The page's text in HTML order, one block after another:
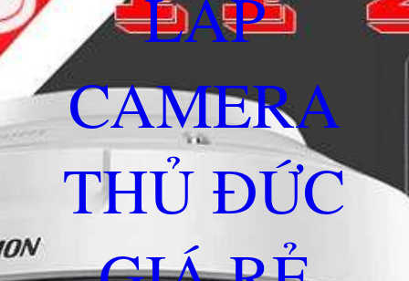
LẮP
CAMERA
THỦ ĐỨC